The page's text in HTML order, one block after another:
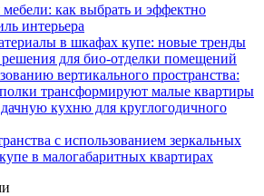
как выбрать и эффектно
интерьера
в шкафах купе: новые тренды
решения для био-отделки помещений
вертикального пространства:
трансформируют малые квартиры
кухню для круглогодичного
с использованием зеркальных
в малогабаритных квартирах